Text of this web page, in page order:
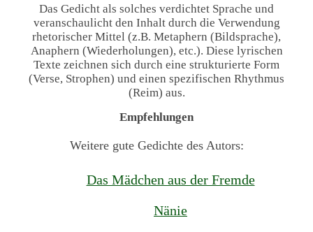
Das Gedicht als solches verdichtet Sprache und
veranschaulicht den Inhalt durch die Verwendung
rhetorischer Mittel (z.B. Metaphern (Bildsprache),
Anaphern (Wiederholungen), etc.). Diese lyrischen
Texte zeichnen sich durch eine strukturierte Form
(Verse, Strophen) und einen spezifischen Rhythmus
(Reim) aus.
Empfehlungen
Weitere gute Gedichte des Autors:
Das Mädchen aus der Fremde
Nänie